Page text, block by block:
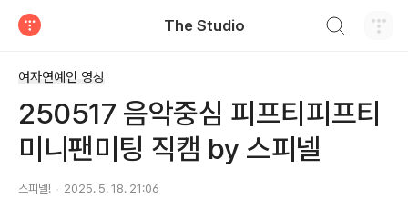
The Studio
여자연예인 영상
250517 음악중심 피프티피프티
미니팬미팅 직캠 by 스피넬
스피넬! 2025. 5. 18. 21:06